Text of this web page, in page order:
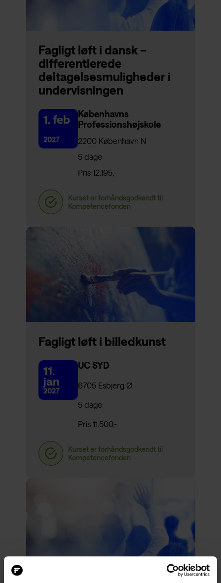
Fagligt løft i dansk –
differentierede
deltagelsesmuligheder i
undervisningen
1. feb
2027
Københavns
Professionshøjskole
2200 København N
5 dage
Pris 12.195,-
Fagligt løft i billedkunst
11.
jan
2027
UC SYD
6705 Esbjerg Ø
5 dage
Pris 11.500,-